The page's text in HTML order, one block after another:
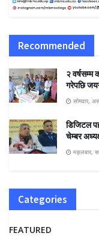
Recommended
२ वर्षसम्म
गरेपछि
सोमवार,
डिजिटल
चेम्बर
मङ्लबार,
Categories
FEATURED